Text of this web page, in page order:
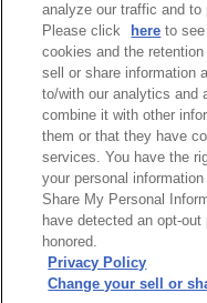
このサイトについて
Do Not Sell or Share My
Information
Copyright© ENEOS
analyze our traffic and to
Please click
here to
cookies and the
sell or share information
to/with our analytics and
combine it with other
them or that they have
services. You have the
your personal
Share My Personal
have detected an opt-
honored.
Privacy Policy
Change your sell or